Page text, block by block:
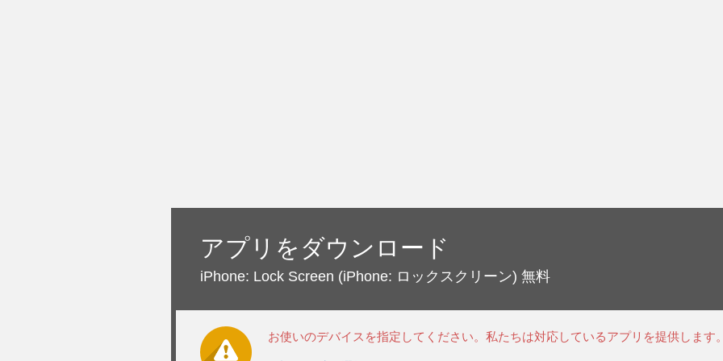
アプリをダウンロード
iPhone: Lock Screen (iPhone: ロックスクリーン) 無料
お使いのデバイスを指定してください。私たちは対応しているアプリを提供します